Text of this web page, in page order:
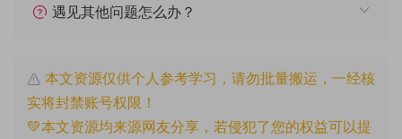
遇见其他问题怎么办？
本文资源仅供个人参考学习，请勿批量搬运，一经核
实将封禁账号权限！
💚本文资源均来源网友分享，若侵犯了您的权益可以提